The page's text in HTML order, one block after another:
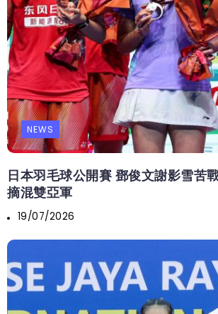
NEWS
日本羽毛球公開賽 鄧俊文謝影雪苦
摘混雙亞軍
19/07/2026